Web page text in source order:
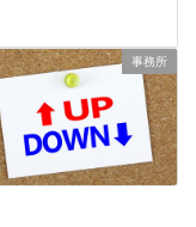
事務所